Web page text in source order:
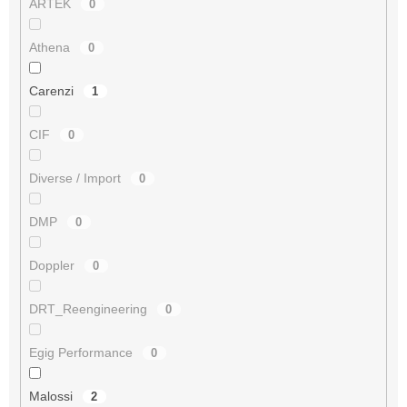
ARTEK 0
Athena 0
Carenzi 1
CIF 0
Diverse / Import 0
DMP 0
Doppler 0
DRT_Reengineering 0
Egig Performance 0
Malossi 2